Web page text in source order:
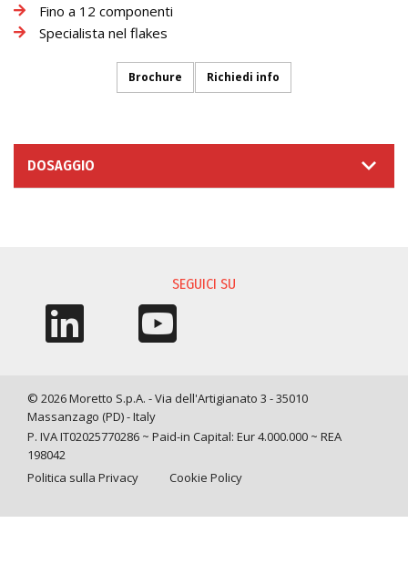
Fino a 12 componenti
Specialista nel flakes
Brochure Richiedi info
DOSAGGIO
SEGUICI SU
© 2026 Moretto S.p.A. - Via dell'Artigianato 3 - 35010
Massanzago (PD) - Italy
P. IVA IT02025770286 ~ Paid-in Capital: Eur 4.000.000 ~ REA
198042
Politica sulla Privacy
Cookie Policy